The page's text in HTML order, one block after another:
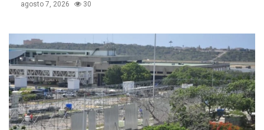
agosto 7, 2026 30